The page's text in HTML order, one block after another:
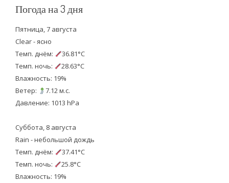
Погода на 3 дня
Пятница, 7 августа
Clear - ясно
Темп. днём:
36.81°C
Темп. ночь:
28.63°C
Влажность: 19%
Ветер:
7.12 м.с.
Давление: 1013 hPa
Суббота, 8 августа
Rain - небольшой дождь
Темп. днём:
37.41°C
Темп. ночь:
25.8°C
Влажность: 19%